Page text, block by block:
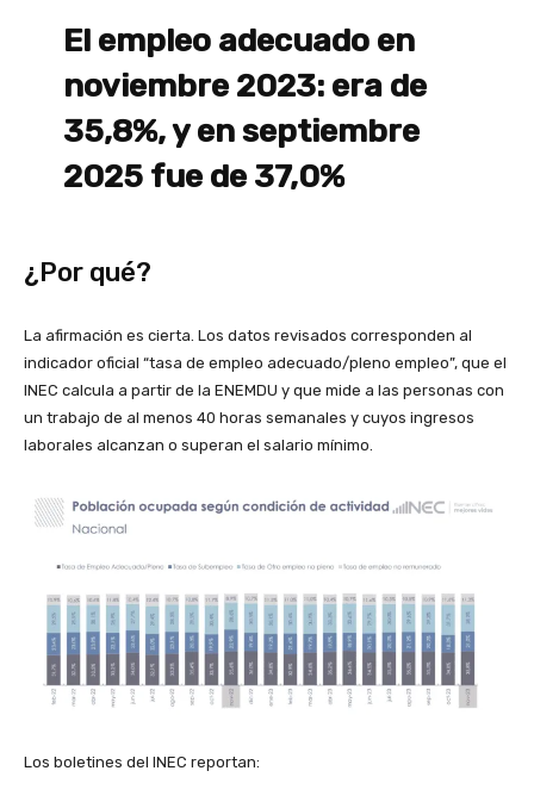
El empleo adecuado en
noviembre 2023: era de
35,8%, y en septiembre
2025 fue de 37,0%
¿Por qué?
La afirmación es cierta. Los datos revisados corresponden al
indicador oficial “tasa de empleo adecuado/pleno empleo”, que el
INEC calcula a partir de la ENEMDU y que mide a las personas con
un trabajo de al menos 40 horas semanales y cuyos ingresos
laborales alcanzan o superan el salario mínimo.
Los boletines del INEC reportan: